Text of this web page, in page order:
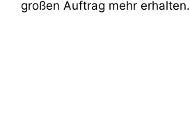
großen Auftrag mehr erhalten.